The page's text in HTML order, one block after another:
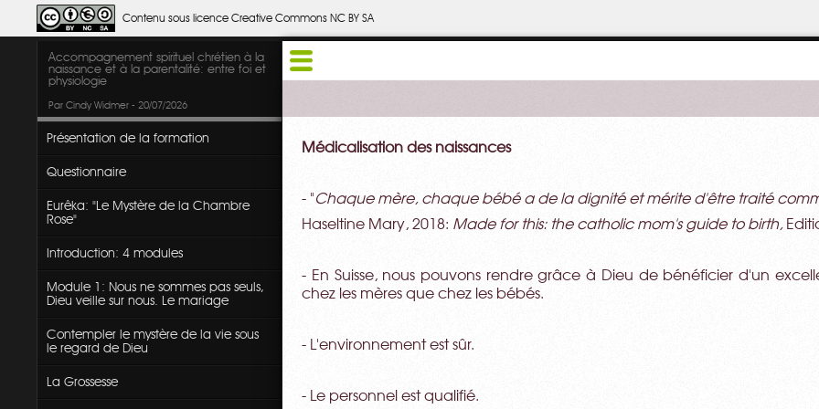
Contenu sous licence Creative Commons NC BY SA
Accompagnement spirituel chrétien à la
naissance et à la parentalité: entre foi et
physiologie
Par Cindy Widmer - 20/07/2026
Présentation de la formation
Questionnaire
Eurêka: "Le Mystère de la Chambre
Rose"
Introduction: 4 modules
Module 1: Nous ne sommes pas seuls,
Dieu veille sur nous. Le mariage
Contempler le mystère de la vie sous
le regard de Dieu
La Grossesse
Médicalisation des naissances
- "Chaque mère, chaque bébé a de la dignité et mérite d'être traité
Haseltine Mary, 2018: Made for this: the catholic mom's guide to birth,
- En Suisse, nous pouvons rendre grâce à Dieu de bénéficier d'un
chez les mères que chez les bébés.
- L'environnement est sûr.
- Le personnel est qualifié.